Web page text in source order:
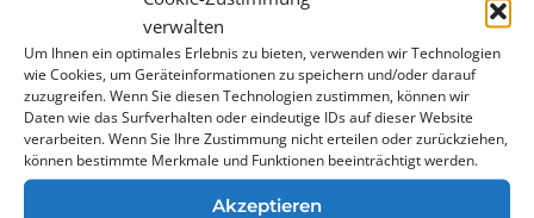
verwalten
Um Ihnen ein optimales Erlebnis zu bieten, verwenden wir Technologien
wie Cookies, um Geräteinformationen zu speichern und/oder darauf
zuzugreifen. Wenn Sie diesen Technologien zustimmen, können wir
Daten wie das Surfverhalten oder eindeutige IDs auf dieser Website
verarbeiten. Wenn Sie Ihre Zustimmung nicht erteilen oder zurückziehen,
können bestimmte Merkmale und Funktionen beeinträchtigt werden.
Akzeptieren
auszeichnet
Von Johannes Bopp 8. Dezember, 2023
Wir hören nur die Erfolgsstorys. Doch
nach intensiver Recherche steht für mich
fest: Die Startup-Branche ist die…